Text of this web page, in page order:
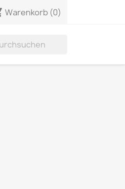
Warenkorb (0)